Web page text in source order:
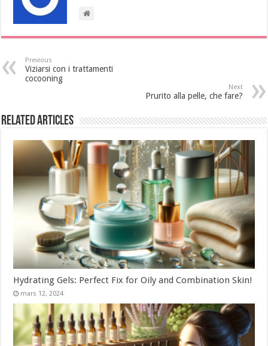
Previous
Viziarsi con i trattamenti
cocooning
Next
Prurito alla pelle, che fare?
Related Articles
Hydrating Gels: Perfect Fix for Oily and Combination Skin!
mars 12, 2024